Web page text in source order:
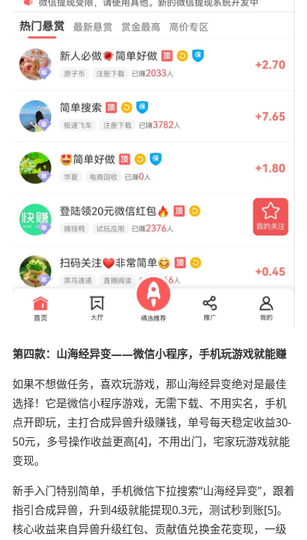
第四款：山海经异变——微信小程序，手机玩游戏就能赚
如果不想做任务，喜欢玩游戏，那山海经异变绝对是最佳
选择！它是微信小程序游戏，无需下载、不用实名，手机
点开即玩，主打合成异兽升级赚钱，单号每天稳定收益30-
50元，多号操作收益更高[4]，不用出门，宅家玩游戏就能
变现。
新手入门特别简单，手机微信下拉搜索“山海经异变”，跟着
指引合成异兽，升到4级就能提现0.3元，测试秒到账[5]。
核心收益来自异兽升级红包、贡献值兑换金花变现，一级